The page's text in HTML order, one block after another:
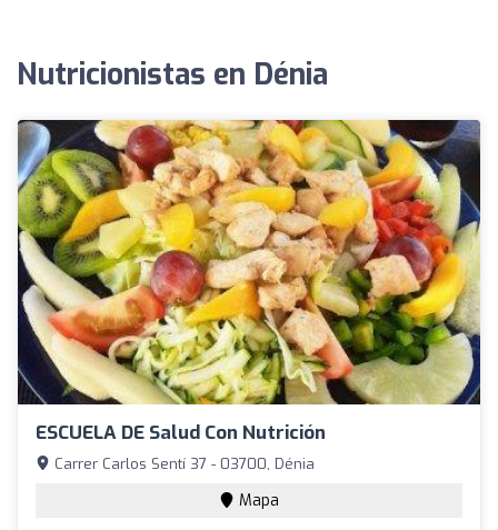
Nutricionistas en Dénia
ESCUELA DE Salud Con Nutrición
Carrer Carlos Sentí 37 - 03700, Dénia
Mapa